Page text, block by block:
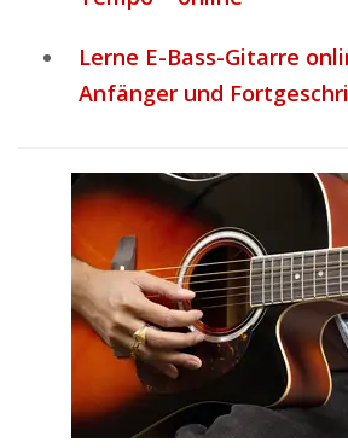
Lerne E-Bass-Gitarre
Anfänger und